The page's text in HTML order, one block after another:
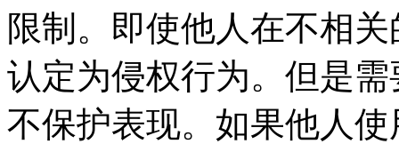
限制。即使他人在不相
认定为侵权行为。但是
不保护表现。如果他人